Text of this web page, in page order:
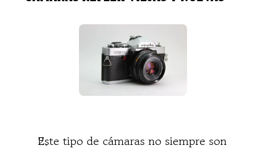
Este tipo de cámaras no siempre son